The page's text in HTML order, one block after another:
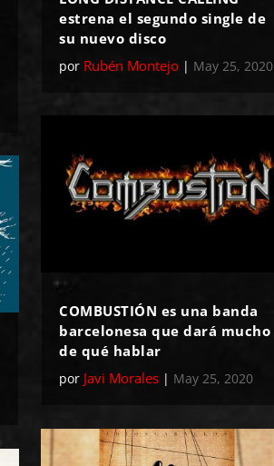
estrena el segundo single de
su nuevo disco
por Rubén Montejo | May 25, 2020
COMBUSTIÓN es una banda
barcelonesa que dará mucho
de qué hablar
por Javi Morales | May 25, 2020